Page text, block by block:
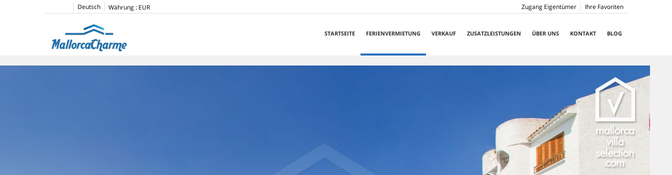
Deutsch Währung : EUR Ihre Favoriten
Zugang Eigentümer
STARTSEITE FERIENVERMIETUNG VERKAUF ZUSATZLEISTUNGEN ÜBER UNS KONTAKT BLOG